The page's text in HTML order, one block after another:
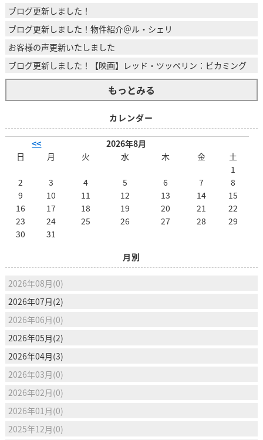
ブログ更新しました！
ブログ更新しました！物件紹介＠ル・シェリ
お客様の声更新いたしました
ブログ更新しました！【映画】レッド・ツッペリン：ビカミング
もっとみる
カレンダー
<<
2026年8月
日
月 火 水 木 金
土
1
2
3 4 5 6 7
8
9
10 11 12 13 14
15
16
17 18 19 20 21
22
23
24 25 26 27 28
29
30
31
月別
2026年08月(0)
2026年07月(2)
2026年06月(0)
2026年05月(2)
2026年04月(3)
2026年03月(0)
2026年02月(0)
2026年01月(0)
2025年12月(0)